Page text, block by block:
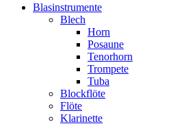
Blasinstrumente
Blech
Horn
Posaune
Tenorhorn
Trompete
Tuba
Blockflöte
Flöte
Klarinette